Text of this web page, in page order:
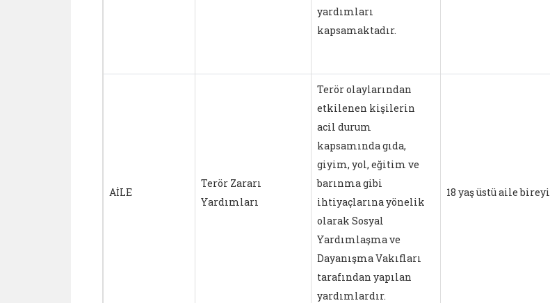
yardımları
kapsamaktadır.
AİLE
Terör Zararı
Yardımları
Terör olaylarından
etkilenen kişilerin
acil durum
kapsamında gıda,
giyim, yol, eğitim ve
barınma gibi
ihtiyaçlarına yönelik
olarak Sosyal
Yardımlaşma ve
Dayanışma Vakıfları
tarafından yapılan
yardımlardır.
18 yaş üstü aile bireyi